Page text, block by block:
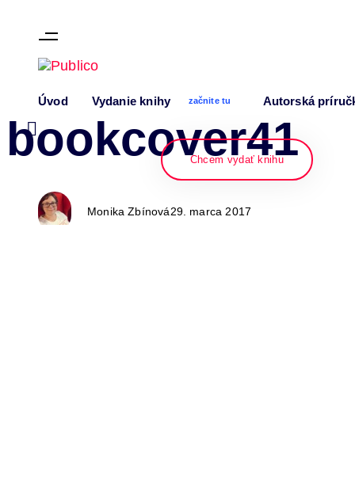
Úvod Vydanie knihy začnite tu Autorská
Chcem vydať knihu
bookcover41
Monika Zbínová29. marca 2017